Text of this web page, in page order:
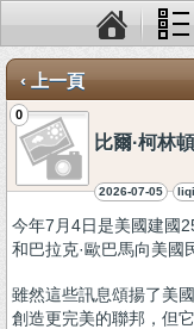
‹ 上一頁
0
比爾·柯林
2026-07-05
今年7月4日是美國建國
和巴拉克·歐巴馬向美國
雖然這些訊息頌揚了美
創造更完美的聯邦，但